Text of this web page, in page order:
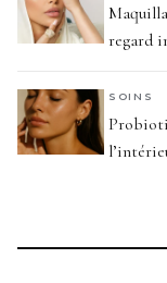
regard
SOINS